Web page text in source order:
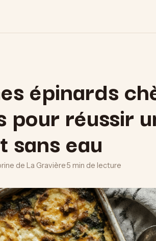
épinards
pour réussir
sans eau
de La Gravière·5 min de lecture